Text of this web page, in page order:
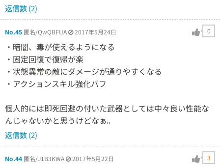
返信数 (2)
No.45 匿名/QwQBFUA 2017年5月24日 0
・暗闇、毒が使えるようになる
・固定回復で復帰が楽
・状態異常の敵にダメージが通りやすくなる
・アクションスキル強化バフ
個人的には即死回避の付いた武器としては中々良い性能な
んじゃないかと思うけどなぁ。
返信数 (2)
No.44 匿名/J1B3KWA 2017年5月22日 3